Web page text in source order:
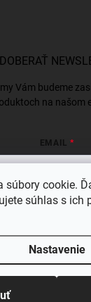
súbory cookie.
súhlas s ich
Nastavenie
Vám budeme
na našom
EMAIL
s
Prihlásiť sa
.